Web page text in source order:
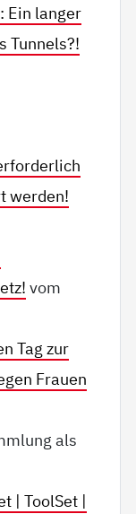
Ein langer
Tunnels?!
werden!
vom
Tag zur
Frauen
als
| ToolSet |